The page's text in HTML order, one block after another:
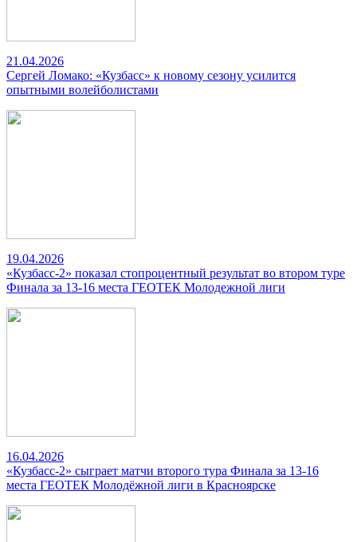
21.04.2026
Сергей Ломако: «Кузбасс» к новому сезону усилится
опытными волейболистами
19.04.2026
«Кузбасс-2» показал стопроцентный результат во втором туре
Финала за 13-16 места ГЕОТЕК Молодежной лиги
16.04.2026
«Кузбасс-2» сыграет матчи второго тура Финала за 13-16
места ГЕОТЕК Молодёжной лиги в Красноярске